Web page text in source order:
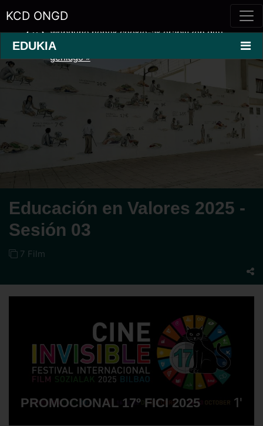
KCD ONGD
EDUKIA
Educación en Valores 2025 -
Sesión 03
7 Film
PROMOCIONAL 17º FICI 2025 1'
Webgune honek cookie-ak erabiltzen ditu
erabilera eskaintza hobetzeko.
gehiago »